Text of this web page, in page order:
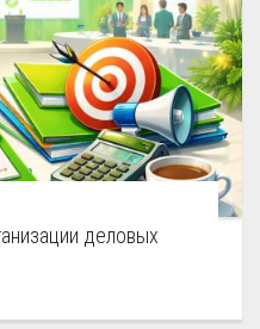
деловых